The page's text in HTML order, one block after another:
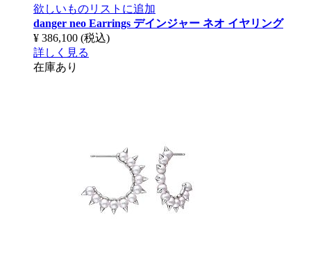
欲しいものリストに追加
danger neo Earrings デインジャー ネオ イヤリング
¥ 386,100 (税込)
詳しく見る
在庫あり